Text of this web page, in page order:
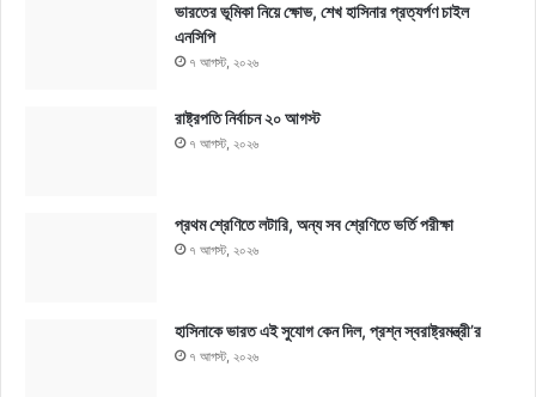
ভারতের ভূমিকা নিয়ে ক্ষোভ, শেখ হাসিনার প্রত্যর্পণ চাইল
এনসিপি
৭ আগস্ট, ২০২৬
রাষ্ট্রপতি নির্বাচন ২০ আগস্ট
৭ আগস্ট, ২০২৬
প্রথম শ্রেণিতে লটারি, অন্য সব শ্রেণিতে ভর্তি পরীক্ষা
৭ আগস্ট, ২০২৬
হাসিনাকে ভারত এই সুযোগ কেন দিল, প্রশ্ন স্বরাষ্ট্রমন্ত্রী’র
৭ আগস্ট, ২০২৬